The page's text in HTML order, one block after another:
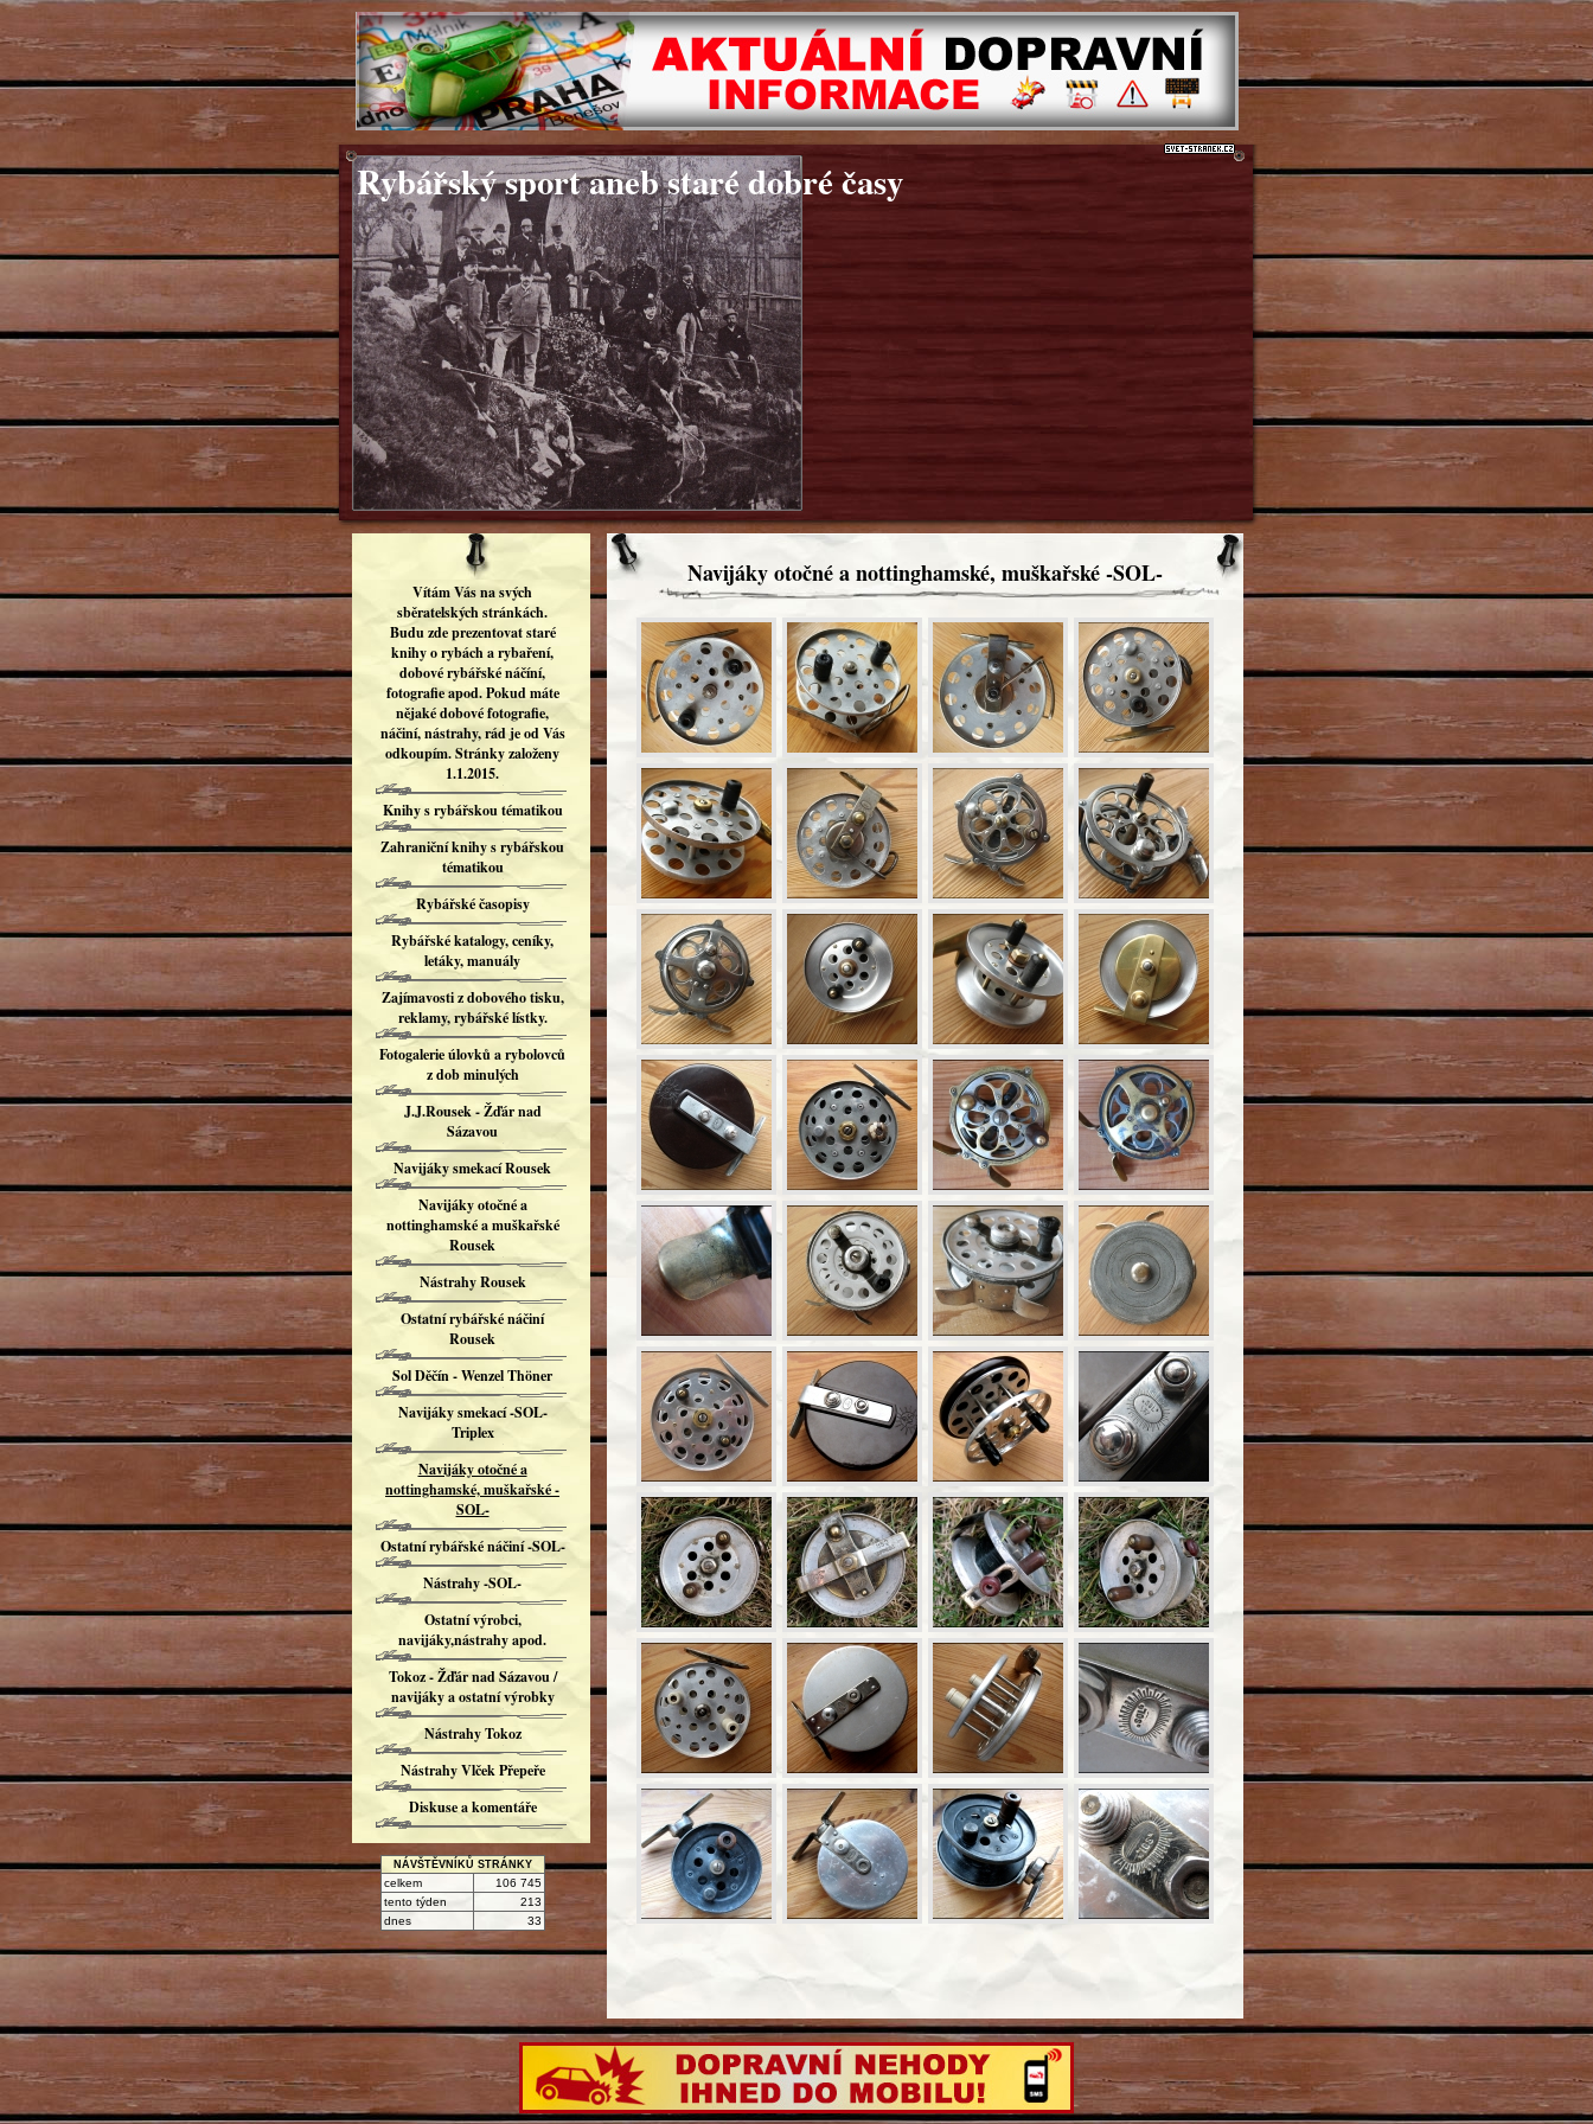
Rybářský sport aneb staré dobré časy
Navijáky otočné a nottinghamské, muškařské -SOL-
Vítám Vás na svých
sběratelských stránkách.
Budu zde prezentovat staré
knihy o rybách a rybaření,
dobové rybářské náčíní,
fotografie apod. Pokud máte
nějaké dobové fotografie,
náčiní, nástrahy, rád je od Vás
odkoupím. Stránky založeny
1.1.2015.
Knihy s rybářskou tématikou
Zahraniční knihy s rybářskou
tématikou
Rybářské časopisy
Rybářské katalogy, ceníky,
letáky, manuály
Zajímavosti z dobového tisku,
reklamy, rybářské lístky.
Fotogalerie úlovků a rybolovců
z dob minulých
J.J.Rousek - Žďár nad
Sázavou
Navijáky smekací Rousek
Navijáky otočné a
nottinghamské a muškařské
Rousek
Nástrahy Rousek
Ostatní rybářské náčiní
Rousek
Sol Děčín - Wenzel Thöner
Navijáky smekací -SOL-
Triplex
Navijáky otočné a
nottinghamské, muškařské -
SOL-
Ostatní rybářské náčiní -SOL-
Nástrahy -SOL-
Ostatní výrobci,
navijáky,nástrahy apod.
Tokoz - Žďár nad Sázavou /
navijáky a ostatní výrobky
Nástrahy Tokoz
Nástrahy Vlček Přepeře
Diskuse a komentáře
NÁVŠTĚVNÍKŮ STRÁNKY
celkem
106 745
tento týden
213
dnes
33